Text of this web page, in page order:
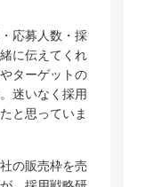
応募人数・採
に伝えてくれ
ターゲットの
迷いなく採用
と思っていま
の販売枠を売